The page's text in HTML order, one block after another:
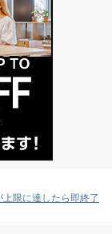
限に達したら即終了